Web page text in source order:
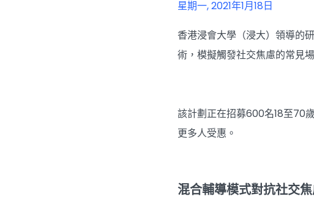
星期一, 2021年1月18日
香港浸會大學（浸大）領導的
術，模擬觸發社交焦慮的常見
該計劃正在招募600名18至70
更多人受惠。
混合輔導模式對抗社交